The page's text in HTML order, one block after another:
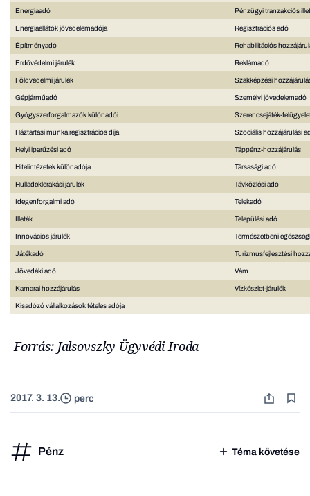
Energiaadó Pénzügyi tranzakciós
Energiaellátók jövedelemadója Regisztrációs adó
Építményadó Rehabilitációs
Erdővédelmi járulék Reklámadó
Földvédelmi járulék Szakképzési
Gépjárműadó Személyi jövedelemadó
Gyógyszerforgalmazók különadói Szerencsejáték-
Háztartási munka regisztrációs díja Szociális hozzájárulási
Helyi iparűzési adó Táppénz-hozzájárulás
Hitelintézetek különadója Társasági adó
Hulladéklerakási járulék Távközlési adó
Idegenforgalmi adó Telekadó
Illeték Települési adó
Innovációs járulék Természetbeni
Játékadó Turizmusfejlesztési
Jövedéki adó Vám
Kamarai hozzájárulás Vízkészlet-járulék
Kisadózó vállalkozások tételes adója
Forrás: Jalsovszky Ügyvédi Iroda
2017. 3. 13. perc
Pénz Téma követése